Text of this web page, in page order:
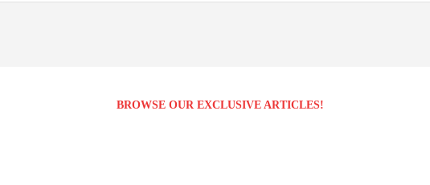
BROWSE OUR EXCLUSIVE ARTICLES!